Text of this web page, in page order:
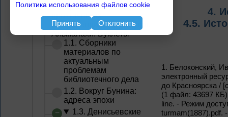
материалов научно-
практических
конференций, семинаров.
Альманахи. Буклеты
1.1. Сборники
материалов по
актуальным
проблемам
библиотечного дела
1.2. Вокруг Бунина:
адреса эпохи
1.3. Денисьевские
4.
4.5.
1. Белоконский,
электронный
до Красноярска /
(1 файл: 43697
line. - Режим
turmam(1887).pdf.
Политика использования файлов cookie
Принять Отклонить